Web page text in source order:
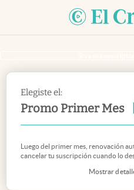
Elegiste el:
Promo Primer Mes
Mostrar
Luego del primer mes, renovación
cancelar tu suscripción cuando lo